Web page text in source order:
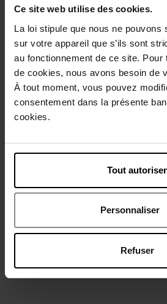
Ce site web utilise des cookies.
La loi stipule que nous ne pouvons
sur votre appareil que s’ils sont
au fonctionnement de ce site.
de cookies, nous avons besoin de
À tout moment, vous pouvez
consentement dans la présente
cookies.
Tout autoriser
Personnaliser
Refuser
Retour gratuit dans votre
Description
Caractéristiques
Politique relative
Oublié quelque